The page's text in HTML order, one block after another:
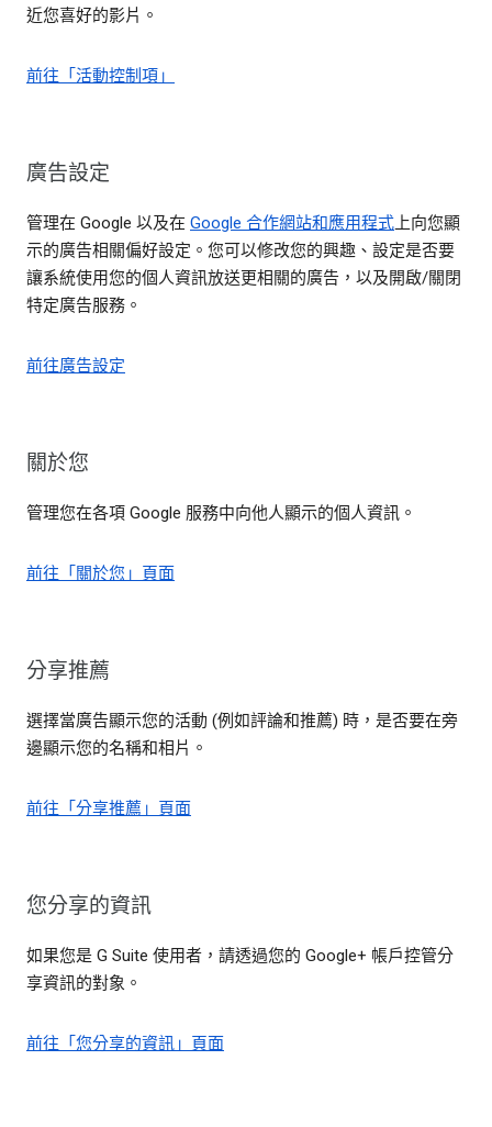
近您喜好的影片。
前往「活動控制項」
廣告設定
管理在 Google 以及在 Google 合作網站和應用程式上向您顯
示的廣告相關偏好設定。您可以修改您的興趣、設定是否要
讓系統使用您的個人資訊放送更相關的廣告，以及開啟/關閉
特定廣告服務。
前往廣告設定
關於您
管理您在各項 Google 服務中向他人顯示的個人資訊。
前往「關於您」頁面
分享推薦
選擇當廣告顯示您的活動 (例如評論和推薦) 時，是否要在旁
邊顯示您的名稱和相片。
前往「分享推薦」頁面
您分享的資訊
如果您是 G Suite 使用者，請透過您的 Google+ 帳戶控管分
享資訊的對象。
前往「您分享的資訊」頁面